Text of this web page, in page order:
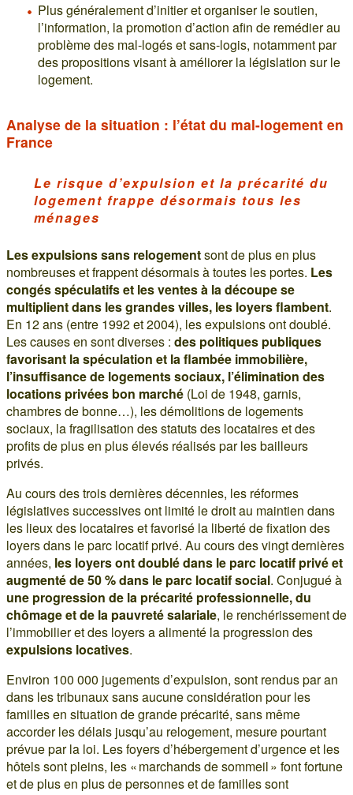
Plus généralement d’initier et organiser le soutien,
l’information, la promotion d’action afin de remédier au
problème des mal-logés et sans-logis, notamment par
des propositions visant à améliorer la législation sur le
logement.
Analyse de la situation : l’état du mal-logement en
France
Le risque d’expulsion et la précarité du
logement frappe désormais tous les
ménages
Les expulsions sans relogementsont de plus en plus
nombreuses et frappent désormais à toutes les portes. Les
congés spéculatifs et les ventes à la découpe se
multiplient dans les grandes villes, les loyers flambent.
En 12 ans (entre 1992 et 2004), les expulsions ont doublé.
Les causes en sont diverses : des politiques publiques
favorisant la spéculation et la flambée immobilière,
l’insuffisance de logements sociaux, l’élimination des
locations privées bon marché (Loi de 1948, garnis,
chambres de bonne…), les démolitions de logements
sociaux, la fragilisation des statuts des locataires et des
profits de plus en plus élevés réalisés par les bailleurs
privés.
Au cours des trois dernières décennies, les réformes
législatives successives ont limité le droit au maintien dans
les lieux des locataires et favorisé la liberté de fixation des
loyers dans le parc locatif privé. Au cours des vingt dernières
années, les loyers ont doublé dans le parc locatif privé et
augmenté de 50 % dans le parc locatif social. Conjugué à
une progression de la précarité professionnelle, du
chômage et de la pauvreté salariale, le renchérissement de
l’immobilier et des loyers a alimenté la progression des
expulsions locatives.
Environ 100 000 jugements d’expulsion, sont rendus par an
dans les tribunaux sans aucune considération pour les
familles en situation de grande précarité, sans même
accorder les délais jusqu’au relogement, mesure pourtant
prévue par la loi. Les foyers d’hébergement d’urgence et les
hôtels sont pleins, les « marchands de sommeil » font fortune
et de plus en plus de personnes et de familles sont